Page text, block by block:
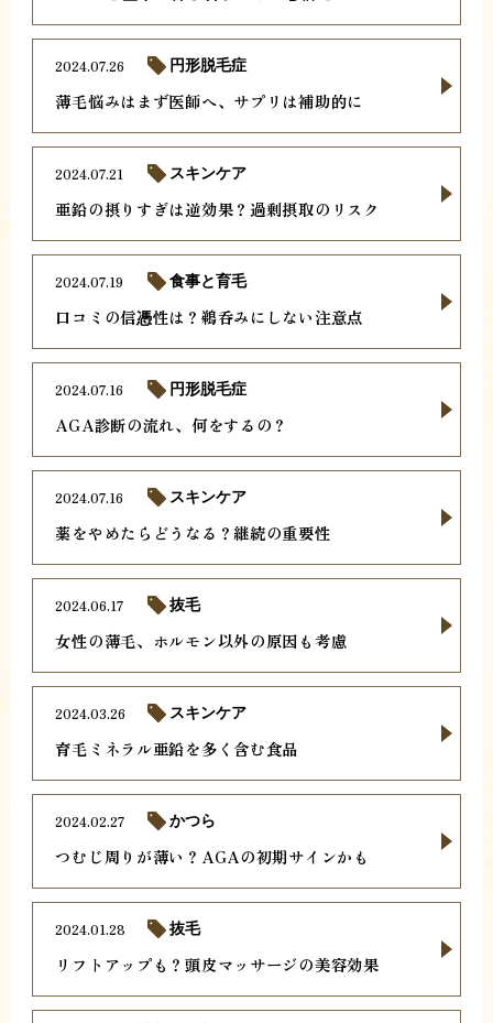
薄毛悩みはまず医師へ、サプリは補助的に
2024.07.26 円形脱毛症
亜鉛の摂りすぎは逆効果？過剰摂取のリスク
2024.07.21 スキンケア
口コミの信憑性は？鵜呑みにしない注意点
2024.07.19 食事と育毛
AGA診断の流れ、何をするの？
2024.07.16 円形脱毛症
薬をやめたらどうなる？継続の重要性
2024.07.16 スキンケア
女性の薄毛、ホルモン以外の原因も考慮
2024.06.17 抜毛
育毛ミネラル亜鉛を多く含む食品
2024.03.26 スキンケア
つむじ周りが薄い？AGAの初期サインかも
2024.02.27 かつら
リフトアップも？頭皮マッサージの美容効果
2024.01.28 抜毛